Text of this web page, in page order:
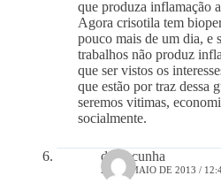
que produza inflamação
Agora crisotila tem
pouco mais de um dia, e
trabalhos não produz
que ser vistos os
que estão por traz dessa
seremos vitimas,
socialmente.
darci cunha
25 DE MAIO DE 2013 /